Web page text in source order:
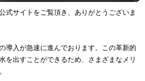
式サイトをご覧頂き、ありがとうございま
導入が急速に進んでおります。この革新的
を出すことができるため、さまざまなメリ